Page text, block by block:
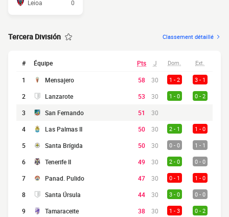
Leioa
0
Tercera División Classement détaillé
# Équipe Pts J Dom. Ext.
1 Mensajero 58 30 1 - 2 3 - 1
2 Lanzarote 53 30 1 - 0 0 - 2
3 San Fernando 51
30
4
Las Palmas II 50 30 2 - 1 1 - 0
5 Santa Brígida 50 30 0 - 0 1 - 1
6 Tenerife II 49 30 2 - 0 0 - 0
7 Panad. Pulido 47 30 0 - 1 1 - 0
8 Santa Úrsula 44 30 3 - 0 0 - 0
9 Tamaraceite 38 30 1 - 3 0 - 2